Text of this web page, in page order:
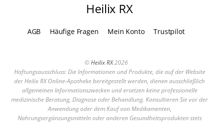
Heilix RX
AGB Häufige Fragen Mein Konto Trustpilot
©Heilix RX2026
Haftungsausschluss: Die Informationen und Produkte, die auf der Website
der Heilix RX Online-Apotheke bereitgestellt werden, dienen ausschließlich
allgemeinen Informationszwecken und ersetzen keine professionelle
medizinische Beratung, Diagnose oder Behandlung. Konsultieren Sie vor der
Anwendung oder dem Kauf von Medikamenten,
Nahrungsergänzungsmitteln oder anderen Gesundheitsprodukten stets